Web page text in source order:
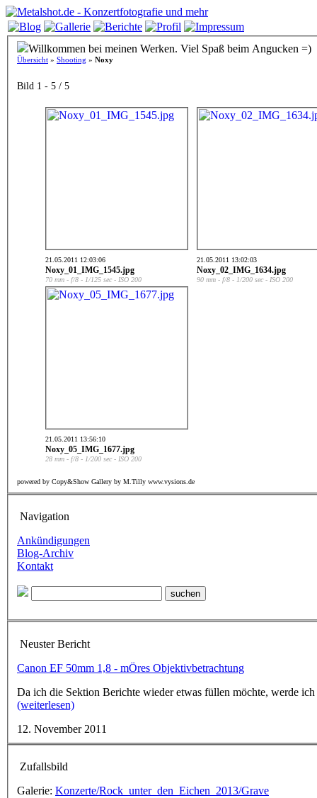
Willkommen bei meinen Werken. Viel Spaß beim Angucken =)
Übersicht » Shooting » Noxy
Bild 1 - 5 / 5
21.05.2011 12:03:06
Noxy_01_IMG_1545.jpg
70 mm - f/8 - 1/125 sec - ISO 200
21.05.2011 13:02:03
Noxy_02_IMG_1634.jpg
90 mm - f/8 - 1/200 sec - ISO 200
21.05.2011 13:56:10
Noxy_05_IMG_1677.jpg
28 mm - f/8 - 1/200 sec - ISO 200
powered by Copy&Show Gallery by M.Tilly www.vysions.de
Navigation
Ankündigungen
Blog-Archiv
Kontakt
Neuster Bericht
Canon EF 50mm 1,8 - mÖres Objektivbetrachtung
Da ich die Sektion Berichte wieder etwas füllen möchte, werde
(weiterlesen)
12. November 2011
Zufallsbild
Galerie: Konzerte/Rock_unter_den_Eichen_2013/Grave